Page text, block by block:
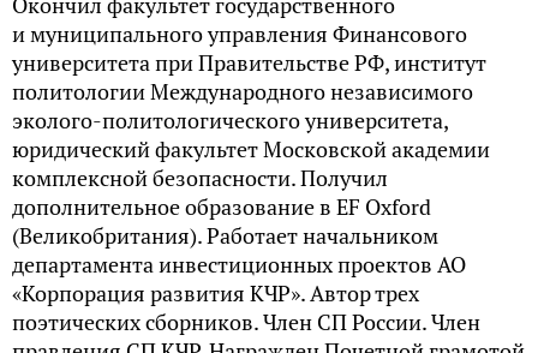
и муниципального управления Финансового
университета при Правительстве РФ, институт
политологии Международного независимого
эколого-политологического университета,
юридический факультет Московской академии
комплексной безопасности. Получил
дополнительное образование в EF Oxford
(Великобритания). Работает начальником
департамента инвестиционных проектов АО
«Корпорация развития КЧР». Автор трех
поэтических сборников. Член СП России. Член